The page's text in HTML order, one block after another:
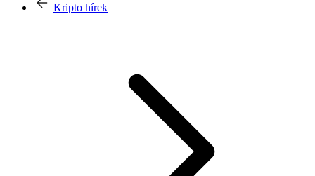
Kripto hírek